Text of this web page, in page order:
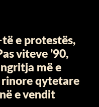
të e protestës,
viteve ’90,
më e
qytetare
e vendit